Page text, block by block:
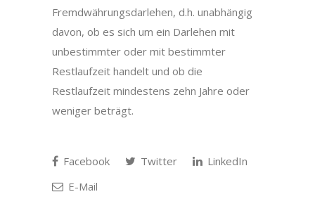
Fremdwährungsdarlehen, d.h. unabhängig
davon, ob es sich um ein Darlehen mit
unbestimmter oder mit bestimmter
Restlaufzeit handelt und ob die
Restlaufzeit mindestens zehn Jahre oder
weniger beträgt.
Facebook Twitter
LinkedIn
E-Mail